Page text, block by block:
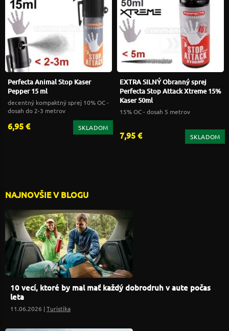
Perfecta Animal Stop Kaser
Pepper 15 ml
decentný kompaktný sprej 10% OC -
dosah do 2-3 metrov
6,95 € SKLADOM
EXTRA SILNÝ Obranný sprej
Perfecta Stop Attack Xtreme 15%
Kaser 50ml
15% OC - dosah 5 metrov
7,95 € SKLADOM
NAJNOVŠIE V BLOGU
10 vecí, ktoré by mal mať každý dobrodruh v aute počas
leta
11.06.2026 |Turistika